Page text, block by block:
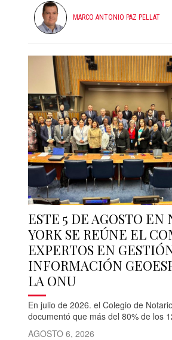
MARCO ANTONIO PAZ PELLAT
ESTE 5 DE AGOSTO EN
YORK SE REÚNE EL
EXPERTOS EN
INFORMACIÓN
LA ONU
En julio de 2026. el Colegio de
documentó que más del 80% de los
AGOSTO 6, 2026